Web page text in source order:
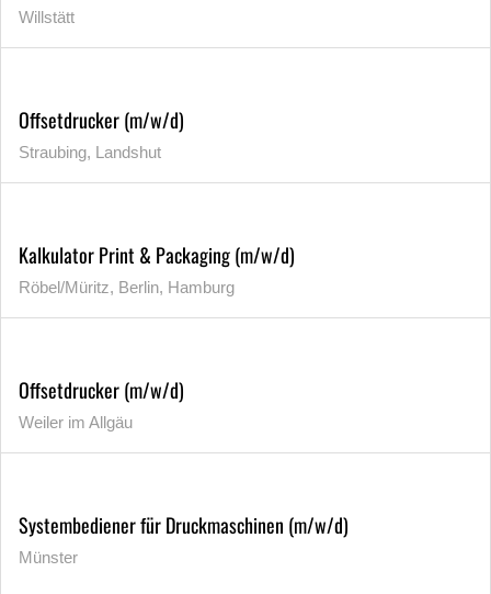
Willstätt
Offsetdrucker (m/w/d)
Straubing, Landshut
Kalkulator Print & Packaging (m/w/d)
Röbel/Müritz, Berlin, Hamburg
Offsetdrucker (m/w/d)
Weiler im Allgäu
Systembediener für Druckmaschinen (m/w/d)
Münster